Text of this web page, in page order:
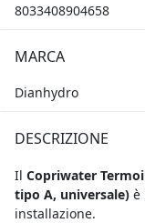
8033408904658
MARCA
Dianhydro
DESCRIZIONE
Il Copriwater
tipo A, universale) è
installazione.